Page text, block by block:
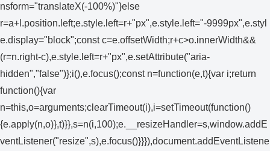
nsform="translateX(-100%)"}else
r=a+l.position.left;e.style.left=r+"px",e.style.left="-9999px",e.styl
e.display="block";const c=e.offsetWidth;r+c>o.innerWidth&&
(r=n.right-c),e.style.left=r+"px",e.setAttribute("aria-
hidden","false")};i(),e.focus();const n=function(e,t){var i;return
function(){var
n=this,o=arguments;clearTimeout(i),i=setTimeout(function()
{e.apply(n,o)},t)}},s=n(i,100);e.__resizeHandler=s,window.addE
ventListener("resize",s),e.focus()}}}),document.addEventListene